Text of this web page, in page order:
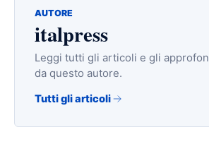
AUTORE
italpress
Leggi tutti gli articoli e gli
da questo autore.
Tutti gli articoli